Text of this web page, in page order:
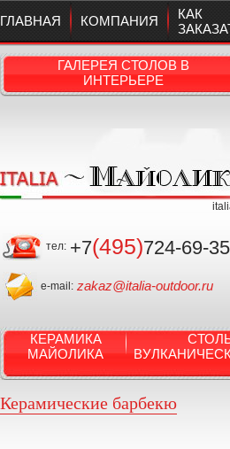
ГЛАВНАЯ КОМПАНИЯ
КАК
ГАЛЕРЕЯ СТОЛОВ В
ИНТЕРЬЕРЕ
тел: +7(495)724-69-35
e-mail: zakaz@italia-outdoor.ru
КЕРАМИКА
МАЙОЛИКА
Керамические барбекю